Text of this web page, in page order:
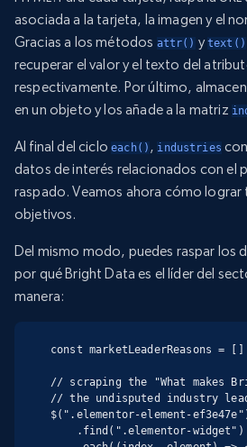
asociada a la tarjeta, la imagen y el
Gracias a los métodos attr() ytext()
recuperar el valor y el texto del
respectivamente. Por último,
en un objeto y los añade a la matriz
Al final del cicloeach() , industries
datos de interés relacionados con el
raspado. Veamos ahora cómo
objetivos.
Del mismo modo, puedes raspar los
por qué Bright Data es el líder del
manera:
const marketLeaderReasons = []
// scraping the "What makes
// the undisputed industry
$(".elementor-element-